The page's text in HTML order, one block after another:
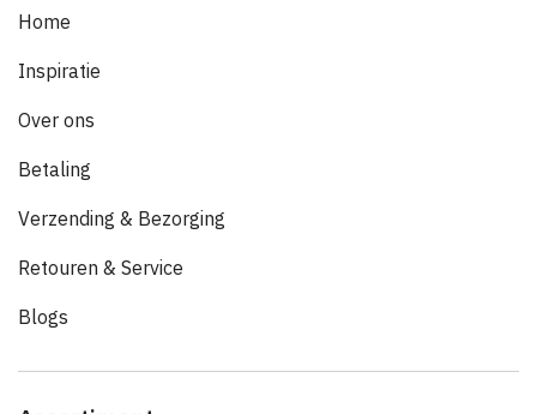
Home
Inspiratie
Over ons
Betaling
Verzending & Bezorging
Retouren & Service
Blogs